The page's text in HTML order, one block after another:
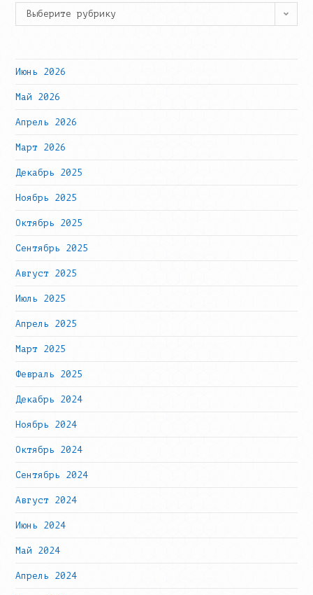
Рубрики
Выберите рубрику
Июнь 2026
Май 2026
Апрель 2026
Март 2026
Декабрь 2025
Ноябрь 2025
Октябрь 2025
Сентябрь 2025
Август 2025
Июль 2025
Апрель 2025
Март 2025
Февраль 2025
Декабрь 2024
Ноябрь 2024
Октябрь 2024
Сентябрь 2024
Август 2024
Июнь 2024
Май 2024
Апрель 2024